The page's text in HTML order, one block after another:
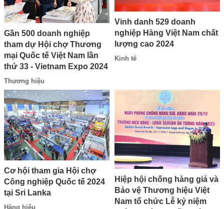
Gần 500 doanh nghiệp
tham dự Hội chợ Thương
mại Quốc tế Việt Nam lần
thứ 33 - Vietnam Expo 2024
Thương hiệu
Vinh danh 529 doanh
nghiệp Hàng Việt Nam chất
lượng cao 2024
Kinh tế
Cơ hội tham gia Hội chợ
Công nghiệp Quốc tế 2024
tại Sri Lanka
Hàng hiệu
Hiệp hội chống hàng giả và
Bảo vệ Thương hiệu Việt
Nam tổ chức Lễ kỷ niệm